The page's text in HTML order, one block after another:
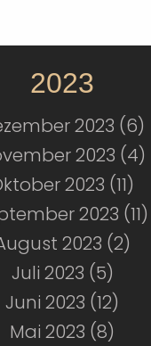
2023
2023 (6)
2023 (4)
2023 (11)
2023 (11)
2023 (2)
Juli 2023 (5)
Juni 2023 (12)
Mai 2023 (8)